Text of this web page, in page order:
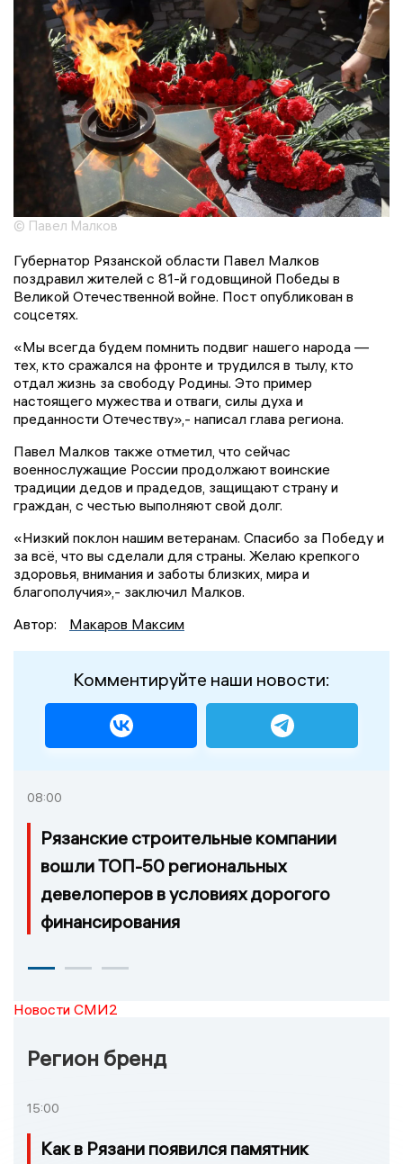
© Павел Малков
Губернатор Рязанской области Павел Малков
поздравил жителей с 81-й годовщиной Победы в
Великой Отечественной войне. Пост опубликован в
соцсетях.
«Мы всегда будем помнить подвиг нашего народа —
тех, кто сражался на фронте и трудился в тылу, кто
отдал жизнь за свободу Родины. Это пример
настоящего мужества и отваги, силы духа и
преданности Отечеству»,- написал глава региона.
Павел Малков также отметил, что сейчас
военнослужащие России продолжают воинские
традиции дедов и прадедов, защищают страну и
граждан, с честью выполняют свой долг.
«Низкий поклон нашим ветеранам. Спасибо за Победу и
за всё, что вы сделали для страны. Желаю крепкого
здоровья, внимания и заботы близких, мира и
благополучия»,- заключил Малков.
Автор:
Макаров Максим
Комментируйте наши новости:
08:00
Рязанские строительные компании
вошли ТОП-50 региональных
девелоперов в условиях дорогого
финансирования
Новости СМИ2
Регион бренд
15:00
Как в Рязани появился памятник